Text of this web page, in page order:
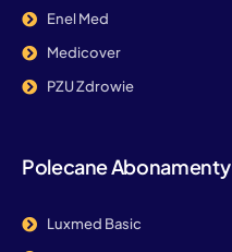
Enel Med
Medicover
PZU Zdrowie
Polecane Abonamenty
Luxmed Basic